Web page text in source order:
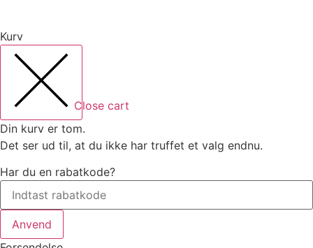
Kurv
Close cart
Din kurv er tom.
Det ser ud til, at du ikke har truffet et valg endnu.
Har du en rabatkode?
Anvend